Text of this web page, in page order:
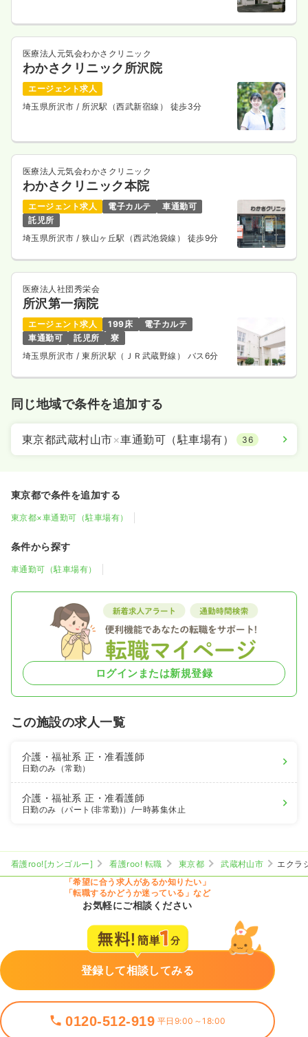
医療法人元気会わかさクリニック
わかさクリニック所沢院
エージェント求人
埼玉県所沢市 / 所沢駅（西武新宿線） 徒歩3分
医療法人元気会わかさクリニック
わかさクリニック本院
エージェント求人 電子カルテ
車通勤可
託児所
埼玉県所沢市/ 狭山ヶ丘駅（西武池袋線） 徒歩9分
医療法人社団秀栄会
所沢第一病院
エージェント求人 199床
電子カルテ
車通勤可
託児所
寮
埼玉県所沢市/ 東所沢駅（ＪＲ武蔵野線） バス6分
同じ地域で条件を追加する
東京都武蔵村山市×車通勤可（駐車場有） 36
東京都で条件を追加する
東京都×車通勤可（駐車場有）
条件から探す
車通勤可（駐車場有）
ログインまたは新規登録
この施設の求人一覧
介護・福祉系正・准看護師
日勤のみ（常勤）
介護・福祉系正・准看護師
日勤のみ（パート(非常勤)） /一時募集休止
看護roo![カンゴルー] 看護roo! 転職 東京都 武蔵村山市
エクラ
「希望に合う求人があるか知りたい」
「転職するかどうか迷っている」など
お気軽にご相談ください
登録して相談してみる
0120-512-919 平日9:00～18:00